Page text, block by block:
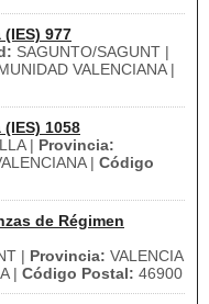
977
SAGUNTO/SAGUNT |
VALENCIANA |
1058
| Provincia:
| Código
de Régimen
| Provincia: VALENCIA
| Código Postal: 46900